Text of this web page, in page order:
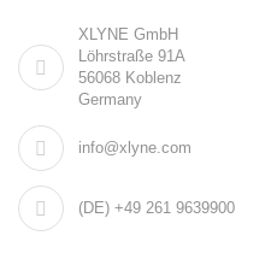
XLYNE GmbH
Löhrstraße 91A
56068 Koblenz
Germany
info@xlyne.com
(DE) +49 261 9639900